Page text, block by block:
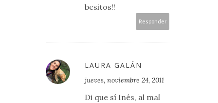
besitos!!
Responder
LAURA GALÁN
jueves, noviembre 24, 2011
Di que sí Inés, al mal